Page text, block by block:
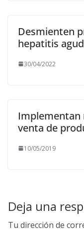
Desmienten
hepatitis
30/04/2022
Implementan
venta de
10/05/2019
Deja una
Tu dirección de